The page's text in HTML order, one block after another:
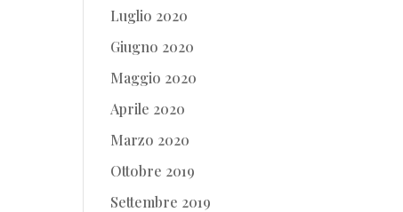
Luglio 2020
Giugno 2020
Maggio 2020
Aprile 2020
Marzo 2020
Ottobre 2019
Settembre 2019